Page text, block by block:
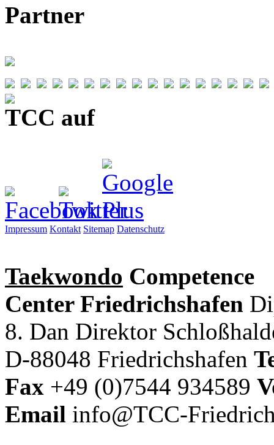
Partner
TCC auf
Impressum Kontakt Sitemap Datenschutz
Taekwondo Competence
Center Friedrichshafen
8. Dan Direktor
D-88048 Friedrichshafen
Fax +49 (0)7544 934589
Email info@TCC-